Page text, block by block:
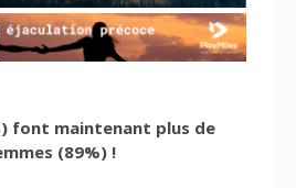
font maintenant plus de
(89%) !